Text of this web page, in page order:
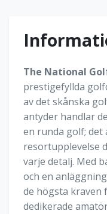
The National
prestigefyllda
av det skånska
antyder handlar
en runda golf;
resortupplevelse
varje detalj. Med
och en
de högsta kraven
dedikerade